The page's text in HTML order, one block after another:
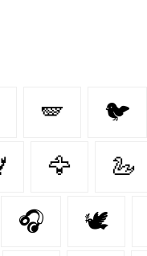
🪽 🐦
🦅 🦢
🎧 🕊️